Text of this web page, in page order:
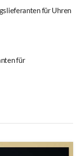
für Uhren
für